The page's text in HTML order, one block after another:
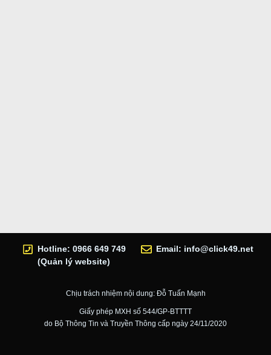
Hotline: 0966 649 749
(Quản lý website)
Email: info@click49.net
Chịu trách nhiệm nội dung: Đỗ Tuấn Mạnh
Giấy phép MXH số 544/GP-BTTTT
do Bộ Thông Tin và Truyền Thông cấp ngày 24/11/2020